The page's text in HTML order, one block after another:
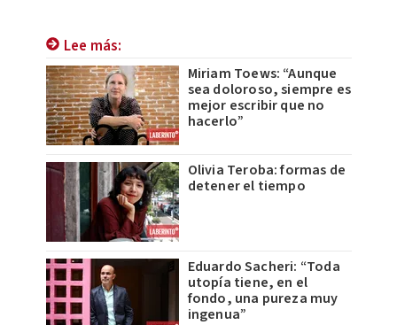
Lee más:
Miriam Toews: “Aunque
sea doloroso, siempre es
mejor escribir que no
hacerlo”
Olivia Teroba: formas de
detener el tiempo
Eduardo Sacheri: “Toda
utopía tiene, en el
fondo, una pureza muy
ingenua”